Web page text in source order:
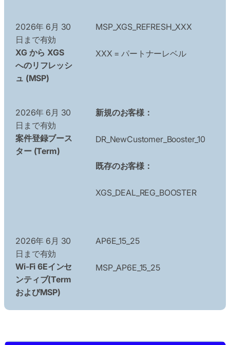
2026年 6月 30
日まで有効
XG から XGS
へのリフレッシ
ュ (MSP)
MSP_XGS_REFRESH_XXX
XXX = パートナーレベル
2026年 6月 30
日まで有効
案件登録ブース
ター (Term)
新規のお客様：
DR_NewCustomer_Booster_10
既存のお客様：
XGS_DEAL_REG_BOOSTER
2026年 6月 30
日まで有効
Wi-Fi 6Eインセ
ンティブ(Term
およびMSP)
AP6E_15_25
MSP_AP6E_15_25